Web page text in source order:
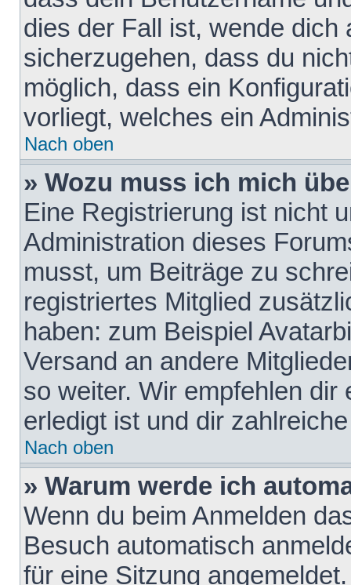
dies der Fall ist, wende dich
sicherzugehen, dass du
möglich, dass ein
vorliegt, welches ein
Nach oben
» Wozu muss ich mich
Eine Registrierung ist nicht
Administration dieses
musst, um Beiträge zu
registriertes Mitglied
haben: zum Beispiel
Versand an andere
so weiter. Wir empfehlen
erledigt ist und dir
Nach oben
» Warum werde ich
Wenn du beim Anmelden
Besuch automatisch
für eine Sitzung